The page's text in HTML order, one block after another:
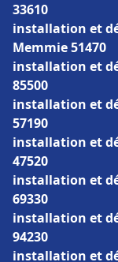
33610
installation et
Memmie 51470
installation et
85500
installation et
57190
installation et
47520
installation et
69330
installation et
94230
installation et